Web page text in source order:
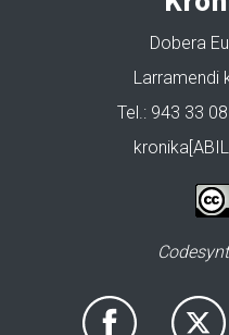
Dobera
Larramendi
Tel.: 943 33